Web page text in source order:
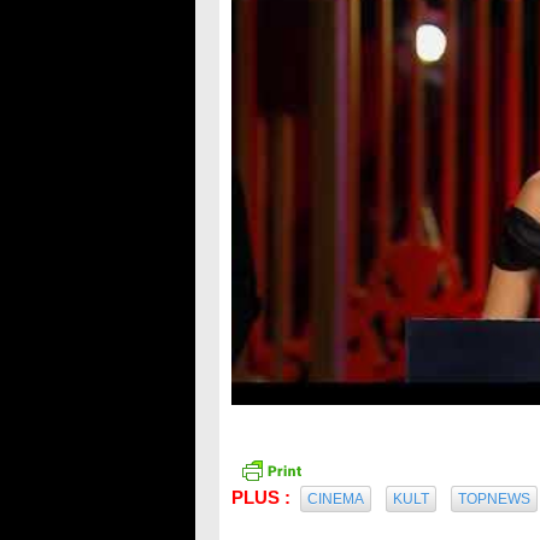
PLUS : CINEMA KULT TOPNEWS